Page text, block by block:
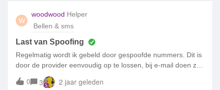
W
woodwood Helper
Bellen & sms
Last van Spoofing
Regelmatig wordt ik gebeld door gespoofde nummers. Dit is
door de provider eenvoudig op te lossen, bij e-mail doen ze
dit al, doormiddel van een SPF record. Waarom doen
telefoonproviders dit niet? Zou eigenlijk een EU verplichting
0 3 2 jaar geleden